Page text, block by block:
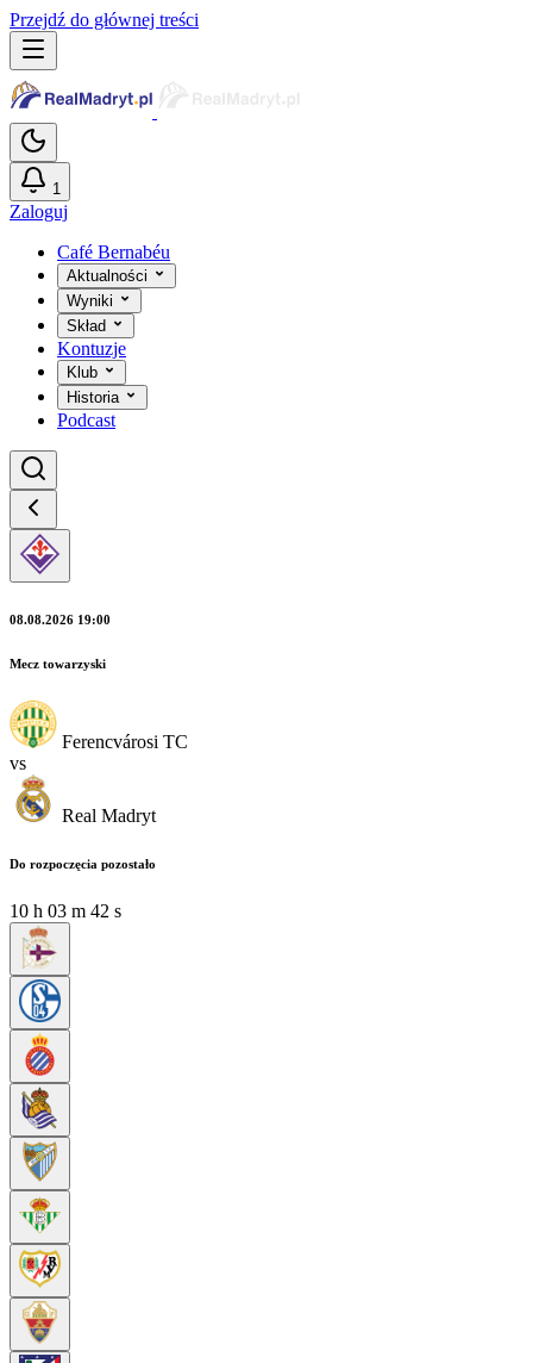
Przejdź do głównej treści
1
Zaloguj
Café Bernabéu
Aktualności
Wyniki
Skład
Kontuzje
Klub
Historia
Podcast
08.08.2026 19:00
Mecz towarzyski
Ferencvárosi TC
vs
Real Madryt
Do rozpoczęcia pozostało
10 h 03 m 41 s